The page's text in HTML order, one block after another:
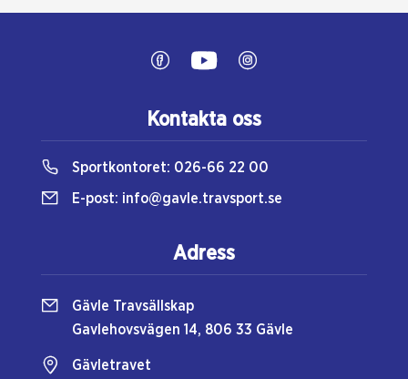
Kontakta oss
Sportkontoret: 026-66 22 00
E-post: info@gavle.travsport.se
Adress
Gävle Travsällskap
Gavlehovsvägen 14, 806 33 Gävle
Gävletravet